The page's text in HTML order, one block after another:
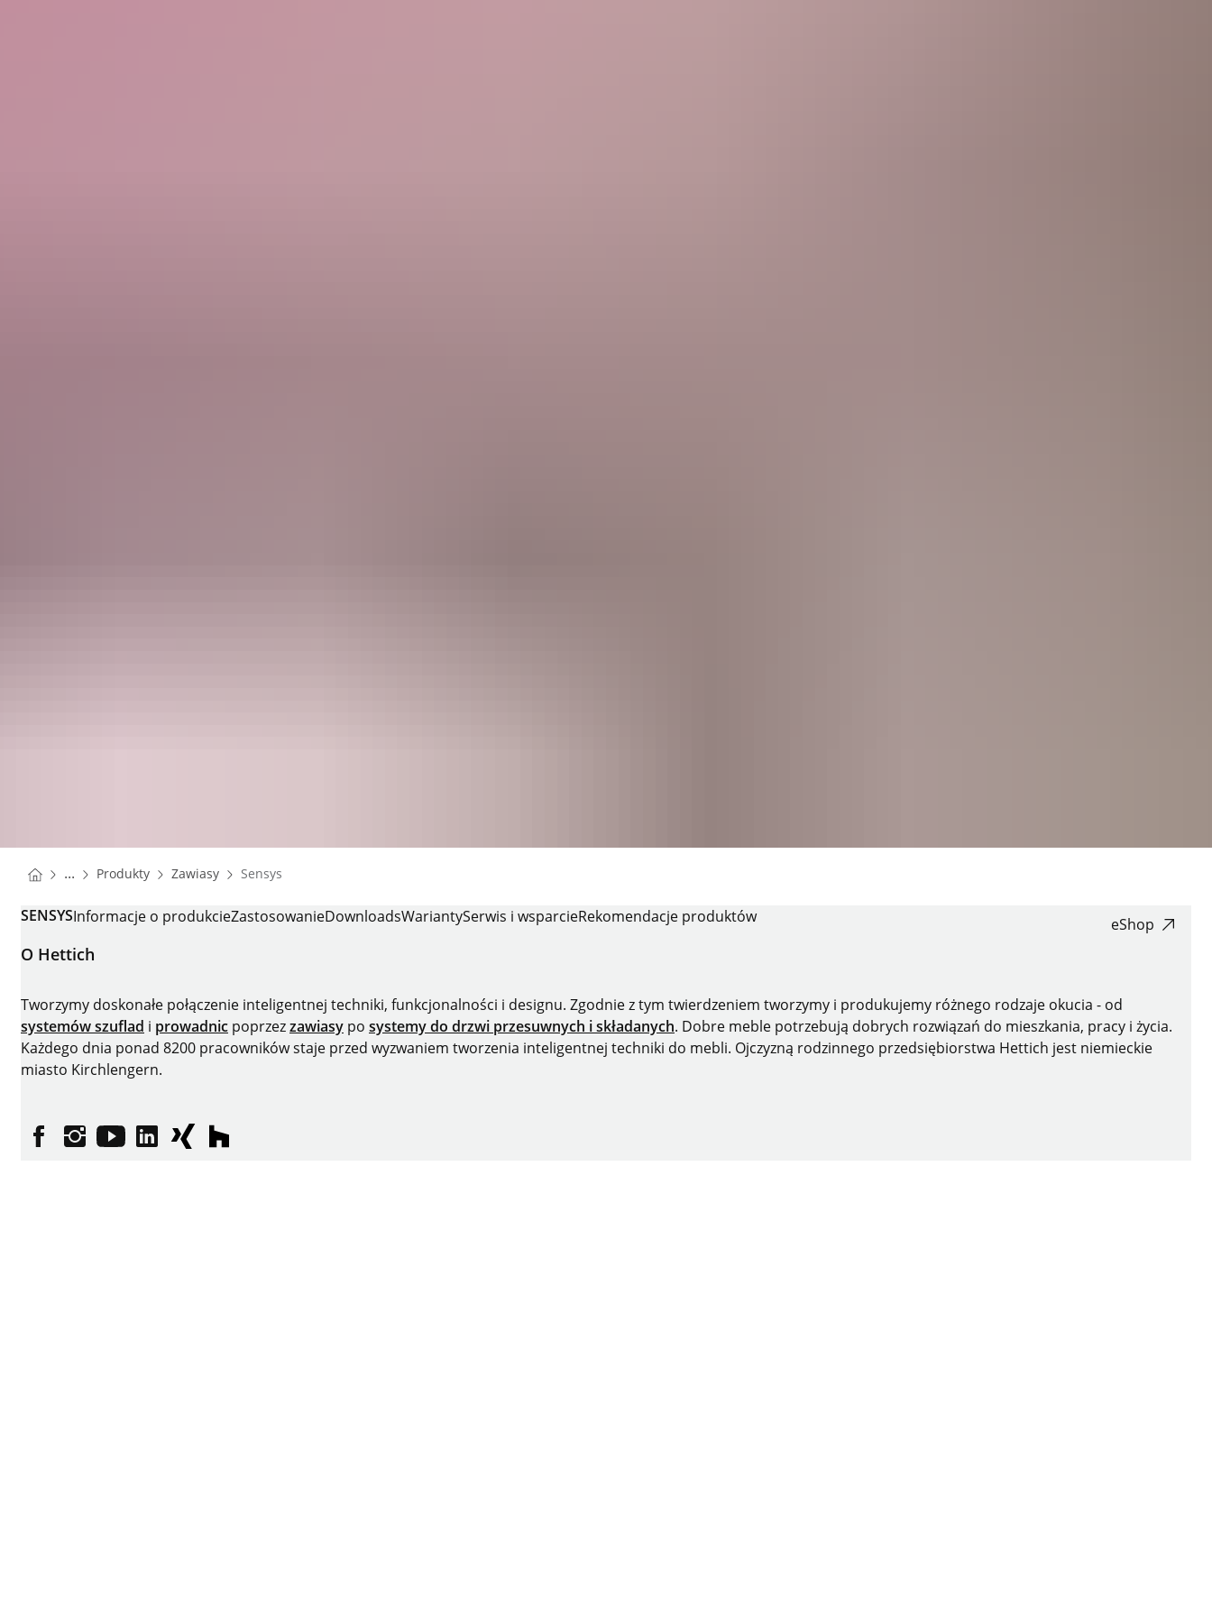
You are here:
Homepage
... ProduktyHomepage
ZawiasyHomepage
Sensys
SENSYSInformacje o produkcieZastosowanieDownloadsWariantySerwis i wsparcieRekomendacje produktów eShop
O Hettich
Tworzymy doskonałe połączenie inteligentnej techniki, funkcjonalności i designu. Zgodnie z tym twierdzeniem tworzymy i produkujemy różnego rodzaje okucia - od
systemów szuflad i prowadnic poprzezzawiasy po systemy do drzwi przesuwnych i składanych. Dobre meble potrzebują dobrych rozwiązań do mieszkania, pracy i życia.
Każdego dnia ponad 8200 pracowników staje przed wyzwaniem tworzenia inteligentnej techniki do mebli. Ojczyzną rodzinnego przedsiębiorstwa Hettich jest niemieckie
miasto Kirchlengern.
facebookuinstagramie
YouTubeLinkedInXINGhouzz